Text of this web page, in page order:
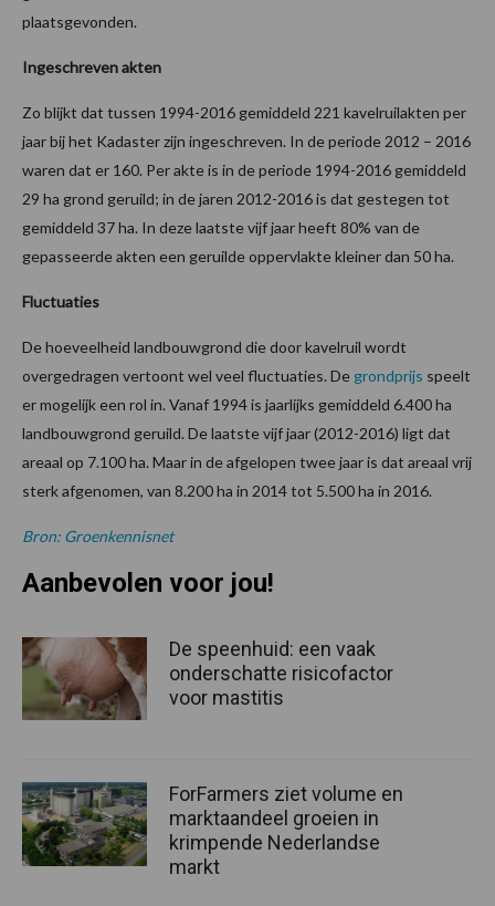
plaatsgevonden.
Ingeschreven akten
Zo blijkt dat tussen 1994-2016 gemiddeld 221 kavelruilakten per
jaar bij het Kadaster zijn ingeschreven. In de periode 2012 – 2016
waren dat er 160. Per akte is in de periode 1994-2016 gemiddeld
29 ha grond geruild; in de jaren 2012-2016 is dat gestegen tot
gemiddeld 37 ha. In deze laatste vijf jaar heeft 80% van de
gepasseerde akten een geruilde oppervlakte kleiner dan 50 ha.
Fluctuaties
De hoeveelheid landbouwgrond die door kavelruil wordt
overgedragen vertoont wel veel fluctuaties. De grondprijs speelt
er mogelijk een rol in. Vanaf 1994 is jaarlijks gemiddeld 6.400 ha
landbouwgrond geruild. De laatste vijf jaar (2012-2016) ligt dat
areaal op 7.100 ha. Maar in de afgelopen twee jaar is dat areaal vrij
sterk afgenomen, van 8.200 ha in 2014 tot 5.500 ha in 2016.
Bron: Groenkennisnet
Aanbevolen voor jou!
De speenhuid: een vaak
onderschatte risicofactor
voor mastitis
ForFarmers ziet volume en
marktaandeel groeien in
krimpende Nederlandse
markt